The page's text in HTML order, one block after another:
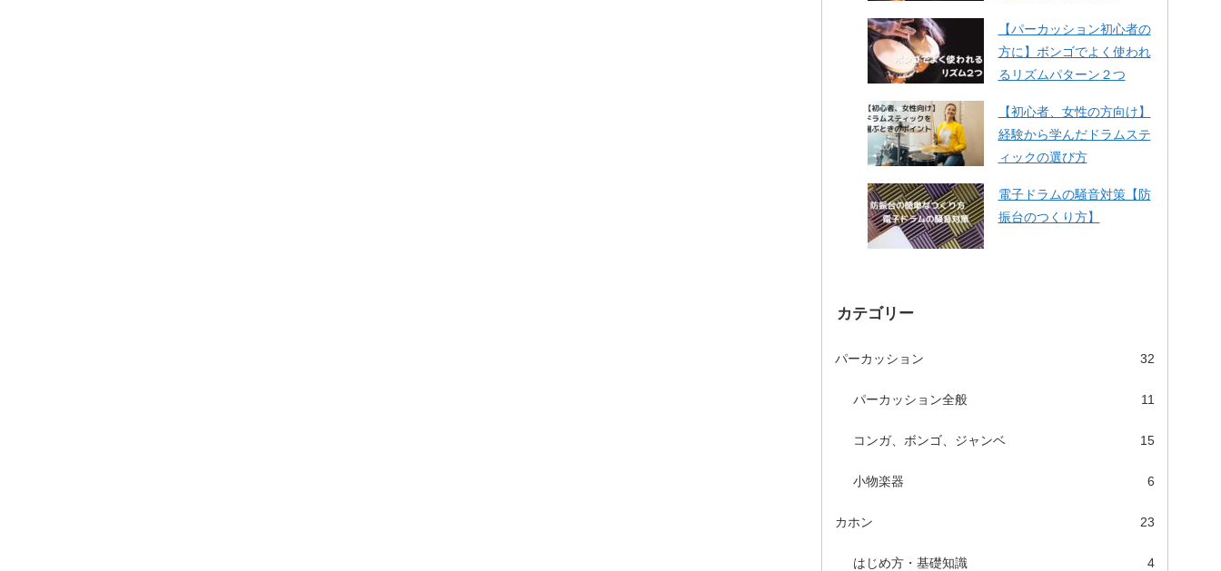
【パーカッション初心者の
方に】ボンゴでよく使われ
るリズムパターン２つ
【初心者、女性の方向け】
経験から学んだドラムステ
ィックの選び方
電子ドラムの騒音対策【防
振台のつくり方】
カテゴリー
パーカッション 32
パーカッション全般 11
コンガ、ボンゴ、ジャンベ 15
小物楽器 6
カホン 23
はじめ方・基礎知識 4